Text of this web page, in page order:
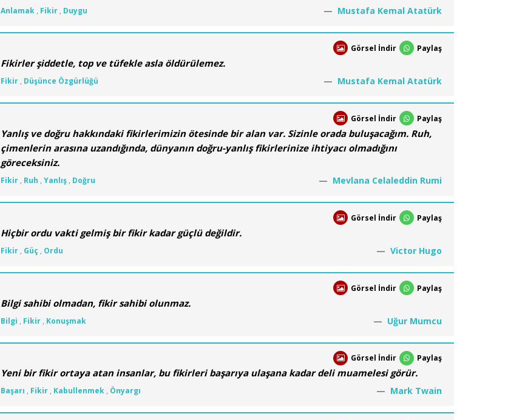
Mustafa Kemal Atatürk
Anlamak, Fikir, Duygu
Görsel İndir Paylaş
Fikirler şiddetle, top ve tüfekle asla öldürülemez.
Mustafa Kemal Atatürk
Fikir, Düşünce Özgürlüğü
Görsel İndir Paylaş
Yanlış ve doğru hakkındaki fikirlerimizin ötesinde bir alan var. Sizinle orada buluşacağım. Ruh,
çimenlerin arasına uzandığında, dünyanın doğru-yanlış fikirlerinize ihtiyacı olmadığını
göreceksiniz.
Mevlana Celaleddin Rumi
Fikir, Ruh , Yanlış, Doğru
Görsel İndir Paylaş
Hiçbir ordu vakti gelmiş bir fikir kadar güçlü değildir.
Victor Hugo
Fikir, Güç , Ordu
Görsel İndir Paylaş
Bilgi sahibi olmadan, fikir sahibi olunmaz.
Uğur Mumcu
Bilgi , Fikir, Konuşmak
Görsel İndir Paylaş
Yeni bir fikir ortaya atan insanlar, bu fikirleri başarıya ulaşana kadar deli muamelesi görür.
Mark Twain
Başarı , Fikir, Kabullenmek, Önyargı